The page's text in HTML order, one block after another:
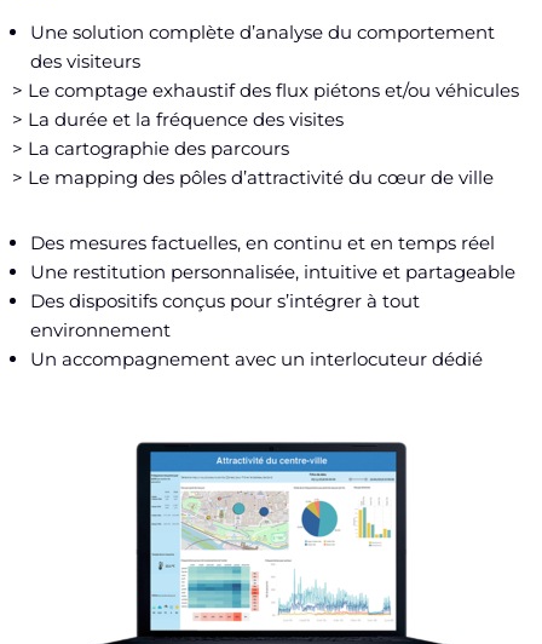
Une solution complète d’analyse du comportement
des visiteurs
> Le comptage exhaustif des flux piétons et/ou véhicules
> La durée et la fréquence des visites
> La cartographie des parcours
> Le mapping des pôles d’attractivité du cœur de ville
Des mesures factuelles, en continu et en temps réel
Une restitution personnalisée, intuitive et partageable
Des dispositifs conçus pour s’intégrer à tout
environnement
Un accompagnement avec un interlocuteur dédié